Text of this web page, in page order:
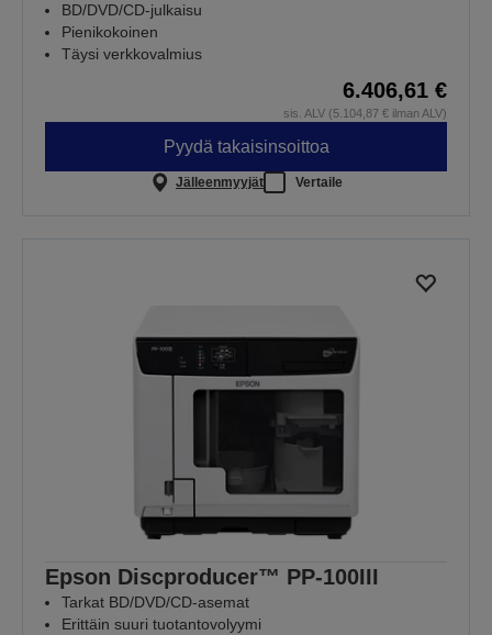
BD/DVD/CD-julkaisu
Pienikokoinen
Täysi verkkovalmius
6.406,61 €
sis. ALV (5.104,87 € ilman ALV)
Pyydä takaisinsoittoa
Jälleenmyyjät Vertaile
Epson Discproducer™ PP-100III
Tarkat BD/DVD/CD-asemat
Erittäin suuri tuotantovolyymi